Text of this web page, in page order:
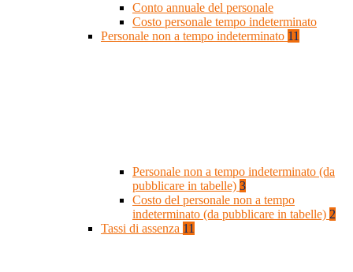
Conto annuale del personale
Costo personale tempo indeterminato
Personale non a tempo indeterminato 11
Personale non a tempo indeterminato (da
pubblicare in tabelle) 3
Costo del personale non a tempo
indeterminato (da pubblicare in tabelle) 2
Tassi di assenza 11